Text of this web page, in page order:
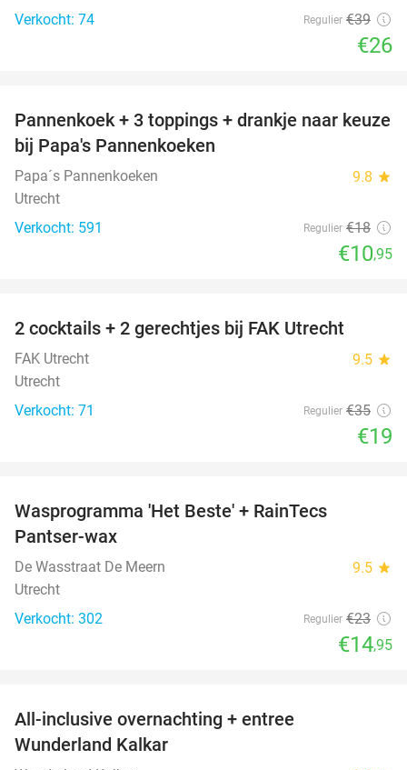
Verkocht: 74
Regulier €39
€26
39%
Pannenkoek + 3 toppings + drankje naar keuze
bij Papa's Pannenkoeken
Papa´s Pannenkoeken 9.8 star
Utrecht
Verkocht: 591
Regulier €18
€10,95
2 cocktails + 2 gerechtjes bij FAK Utrecht
FAK Utrecht 9.5 star
Utrecht
Verkocht: 71
Regulier €35
€19
Wasprogramma 'Het Beste' + RainTecs
Pantser-wax
De Wasstraat De Meern 9.5 star
Utrecht
Verkocht: 302
Regulier €23
€14,95
All-inclusive overnachting + entree
Wunderland Kalkar